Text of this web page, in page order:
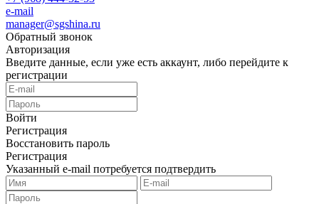
e-mail
manager@sgshina.ru
Обратный звонок
Авторизация
Введите данные, если уже есть аккаунт, либо перейдите к
регистрации
Войти
Регистрация
Восстановить пароль
Регистрация
Указанный e-mail потребуется подтвердить